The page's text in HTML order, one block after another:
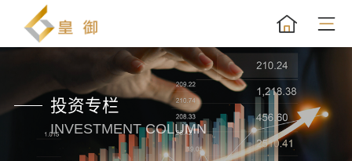
投资专栏
INVESTMENT COLUMN